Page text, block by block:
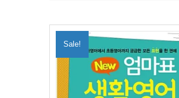
Sale!